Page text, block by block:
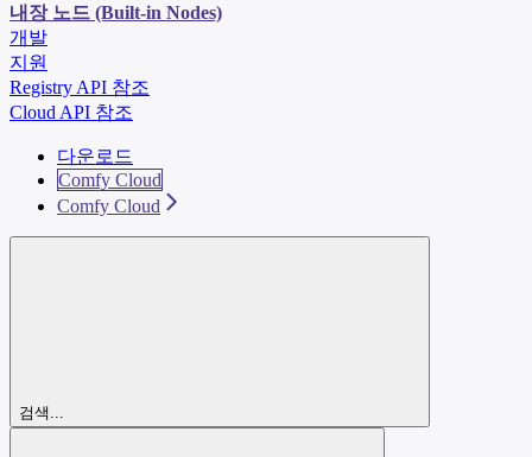
내장 노드 (Built-in Nodes)
개발
지원
Registry API 참조
Cloud API 참조
다운로드
Comfy Cloud
Comfy Cloud
검색...